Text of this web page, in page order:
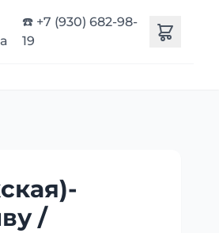
☎️ +7 (930) 682-98-
19
/